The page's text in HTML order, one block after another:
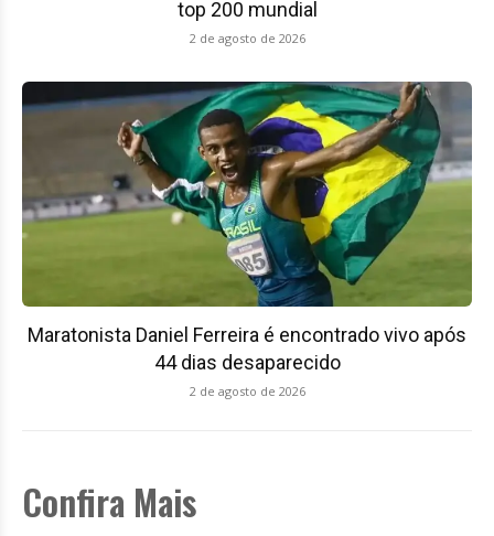
top 200 mundial
2 de agosto de 2026
Maratonista Daniel Ferreira é encontrado vivo após
44 dias desaparecido
2 de agosto de 2026
Confira Mais